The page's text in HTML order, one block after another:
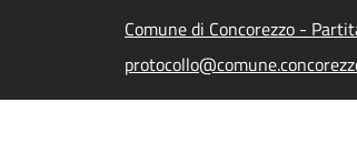
Comune di Concorezzo -